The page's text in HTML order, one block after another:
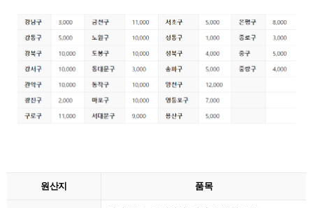
원산지 품목